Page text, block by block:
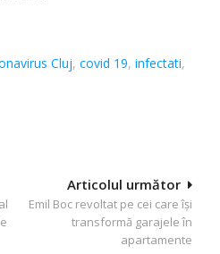
Cluj,covid 19,infectati,
Articolul următor
Emil Boc revoltat pe cei care își
transformă garajele în
apartamente